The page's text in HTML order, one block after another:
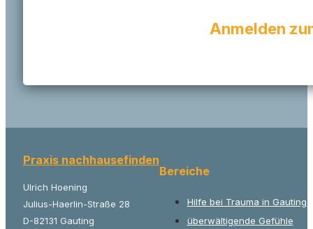
Anmelden
Praxis nachhausefinden
Ulrich Hoening
Julius-Haerlin-Straße 28
D-82131 Gauting
Bereiche
Hilfe bei Trauma in Gauting
überwältigende Gefühle